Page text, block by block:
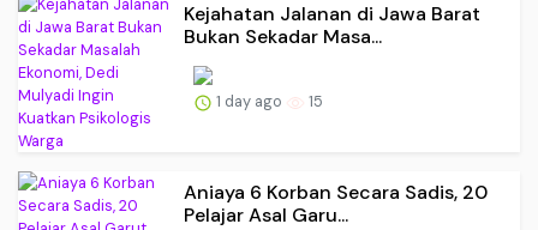
Kejahatan Jalanan di Jawa Barat
Bukan Sekadar Masa...
1 day ago 15
Aniaya 6 Korban Secara Sadis, 20
Pelajar Asal Garu...